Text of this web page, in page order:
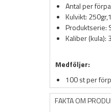
Antal per
Kulvikt:
Produktserie:
Kaliber (kula):
Medföljer:
100 st per
FAKTA OM